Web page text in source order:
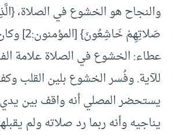
والنجاح هو الخشوع في الصلاة،
صَلاتِهِمْ
للآية. وفُسر الخشوع بلين القلب
يستحضر المصلي أنه واقف بين
يناجيه وأنه ربما رد صلاته ولم